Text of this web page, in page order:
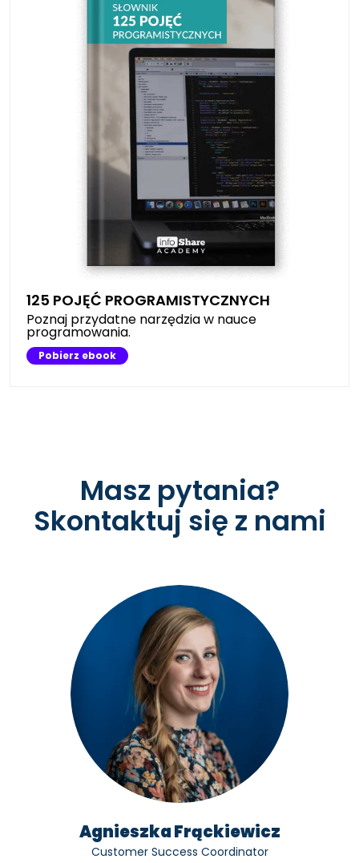
125 POJĘĆ PROGRAMISTYCZNYCH
Poznaj przydatne narzędzia w nauce
programowania.
Pobierz ebook
Masz pytania?
Skontaktuj się z nami
Agnieszka Frąckiewicz
Customer Success Coordinator